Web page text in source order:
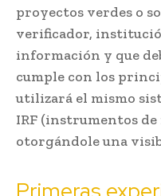
proyectos verdes o
verificador,
información y que
cumple con los
utilizará el mismo
IRF (instrumentos de
otorgándole una